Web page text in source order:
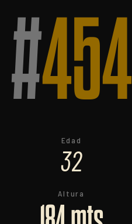
#454
Edad
32
Altura